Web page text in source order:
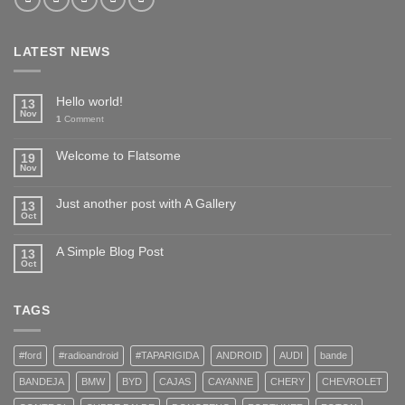
LATEST NEWS
13
Nov
Hello world!
1 Comment
19
Nov
Welcome to Flatsome
13
Oct
Just another post with A Gallery
13
Oct
A Simple Blog Post
TAGS
#ford #radioandroid #TAPARIGIDA ANDROID AUDI bande
BANDEJA BMW BYD CAJAS CAYANNE CHERY CHEVROLET